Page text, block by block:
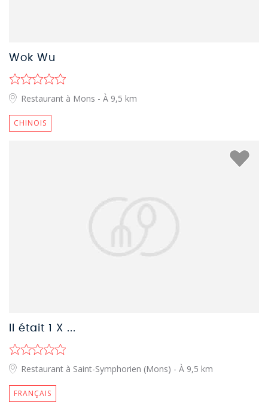
Wok Wu
Restaurant à Mons - À 9,5 km
CHINOIS
Il était 1 X ...
Restaurant à Saint-Symphorien (Mons) - À 9,5 km
FRANÇAIS